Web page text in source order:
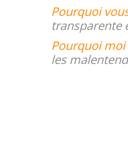
Pourquoi
transparente
Pourquoi moi
les